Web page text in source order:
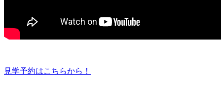
見学予約はこちらから！